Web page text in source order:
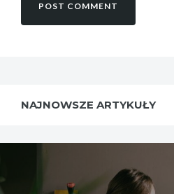
NAJNOWSZE ARTYKUŁY